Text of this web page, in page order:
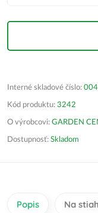
Interné skladové číslo:
Kód produktu: 3242
O výrobcovi: GARDEN
Dostupnosť: Skladom
Popis Na